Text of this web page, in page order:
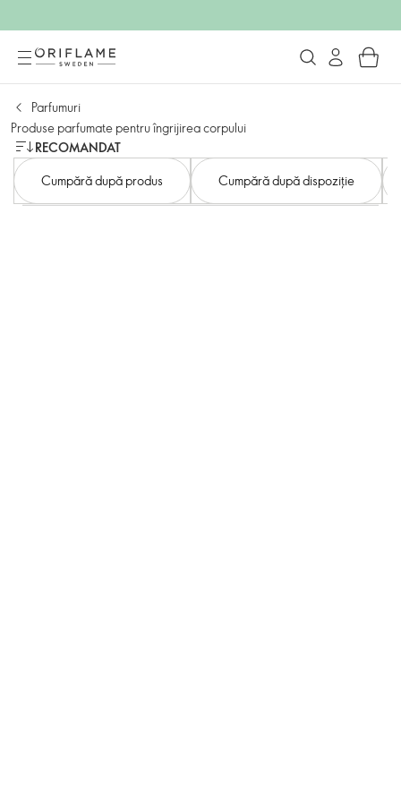
Parfumuri
Produse parfumate pentru îngrijirea corpului
RECOMANDAT
Cumpără după produs
Cumpără după dispoziție